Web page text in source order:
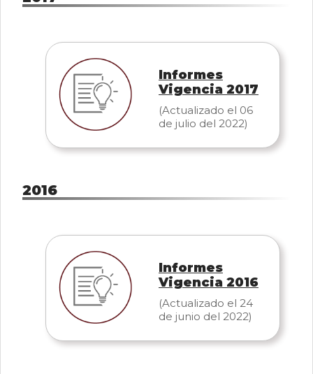
Informes
Vigencia 2017
(Actualizado el 06
de julio del 2022)
2016
Informes
Vigencia 2016
(Actualizado el 24
de junio del 2022)